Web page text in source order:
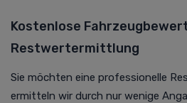
Kostenlose
Restwertermittlung
Sie möchten eine professionelle
ermitteln wir durch nur wenige